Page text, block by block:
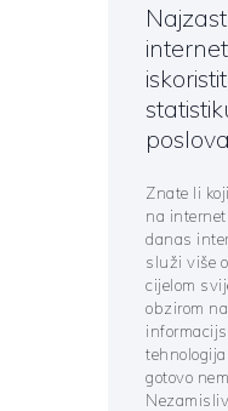
Znate li
na
danas
služi više
cijelom
obzirom
gotovo